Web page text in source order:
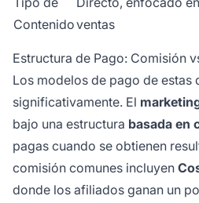
Contenidoventas
Estructura de Pago: Comisión
Los modelos de pago de estas
significativamente. El
bajo una estructura basada en
pagas cuando se obtienen
comisión comunes incluyen
donde los afiliados ganan un